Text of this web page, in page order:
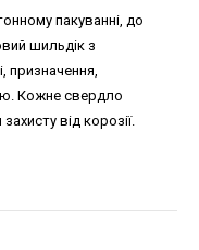
пакуванні, до
шильдік з
призначення,
Кожне свердло
від корозії.